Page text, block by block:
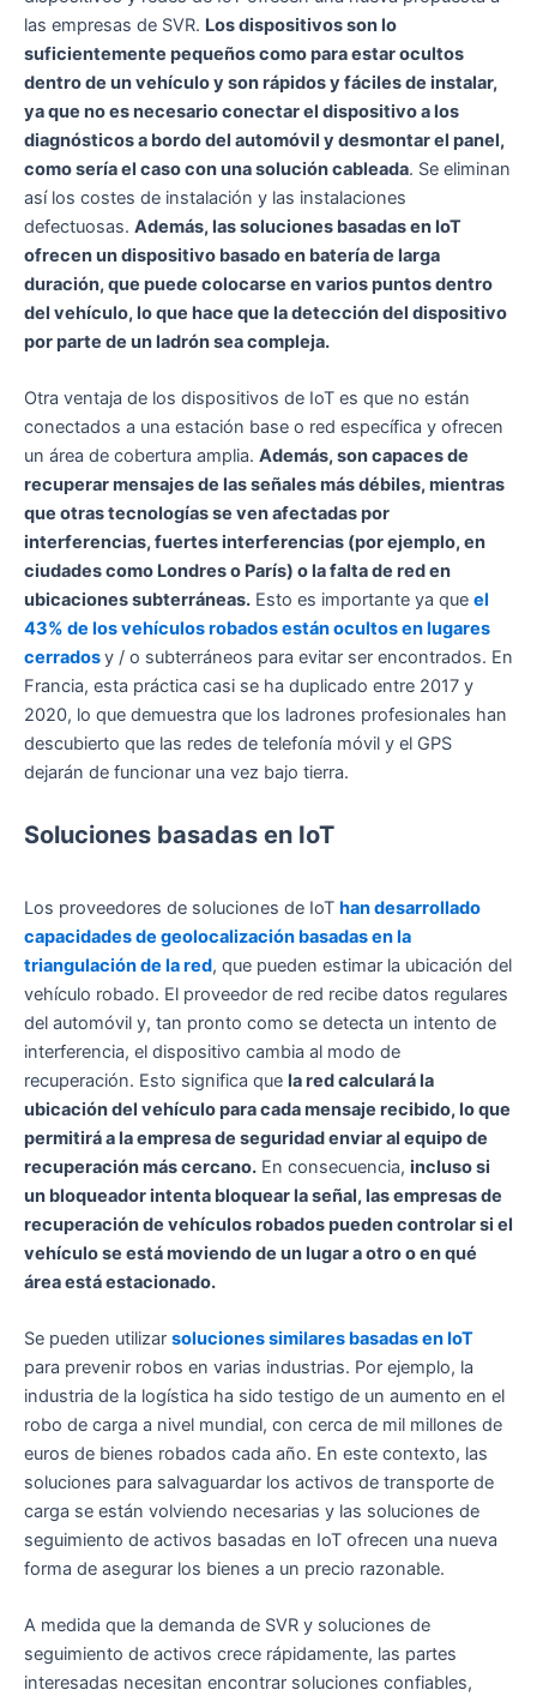
las empresas de SVR. Los dispositivos son lo
suficientemente pequeños como para estar ocultos
dentro de un vehículo y son rápidos y fáciles de instalar,
ya que no es necesario conectar el dispositivo a los
diagnósticos a bordo del automóvil y desmontar el panel,
como sería el caso con una solución cableada. Se eliminan
así los costes de instalación y las instalaciones
defectuosas. Además, las soluciones basadas en IoT
ofrecen un dispositivo basado en batería de larga
duración, que puede colocarse en varios puntos dentro
del vehículo, lo que hace que la detección del dispositivo
por parte de un ladrón sea compleja.
Otra ventaja de los dispositivos de IoT es que no están
conectados a una estación base o red específica y ofrecen
un área de cobertura amplia. Además, son capaces de
recuperar mensajes de las señales más débiles, mientras
que otras tecnologías se ven afectadas por
interferencias, fuertes interferencias (por ejemplo, en
ciudades como Londres o París) o la falta de red en
ubicaciones subterráneas. Esto es importante ya que el
43% de los vehículos robados están ocultos en lugares
cerradosy / o subterráneos para evitar ser encontrados. En
Francia, esta práctica casi se ha duplicado entre 2017 y
2020, lo que demuestra que los ladrones profesionales han
descubierto que las redes de telefonía móvil y el GPS
dejarán de funcionar una vez bajo tierra.
Soluciones basadas en IoT
Los proveedores de soluciones de IoT han desarrollado
capacidades de geolocalización basadas en la
triangulación de la red, que pueden estimar la ubicación del
vehículo robado. El proveedor de red recibe datos regulares
del automóvil y, tan pronto como se detecta un intento de
interferencia, el dispositivo cambia al modo de
recuperación. Esto significa que la red calculará la
ubicación del vehículo para cada mensaje recibido, lo que
permitirá a la empresa de seguridad enviar al equipo de
recuperación más cercano. En consecuencia, incluso si
un bloqueador intenta bloquear la señal, las empresas de
recuperación de vehículos robados pueden controlar si el
vehículo se está moviendo de un lugar a otro o en qué
área está estacionado.
Se pueden utilizar soluciones similares basadas en IoT
para prevenir robos en varias industrias. Por ejemplo, la
industria de la logística ha sido testigo de un aumento en el
robo de carga a nivel mundial, con cerca de mil millones de
euros de bienes robados cada año. En este contexto, las
soluciones para salvaguardar los activos de transporte de
carga se están volviendo necesarias y las soluciones de
seguimiento de activos basadas en IoT ofrecen una nueva
forma de asegurar los bienes a un precio razonable.
A medida que la demanda de SVR y soluciones de
seguimiento de activos crece rápidamente, las partes
interesadas necesitan encontrar soluciones confiables,